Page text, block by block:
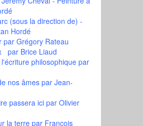
(sous la direction de) -
Hordé
par Grégory Rateau
par Brice Liaud
philosophiquepar
nos âmespar Jean-
passera icipar Olivier
la terrepar François